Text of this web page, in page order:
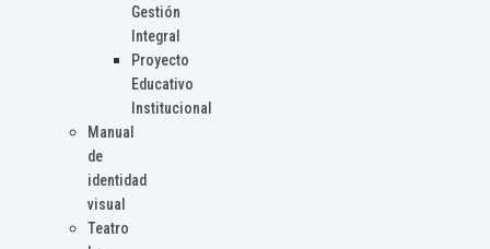
Gestión
Integral
Proyecto
Educativo
Institucional
Manual
de
identidad
visual
Teatro